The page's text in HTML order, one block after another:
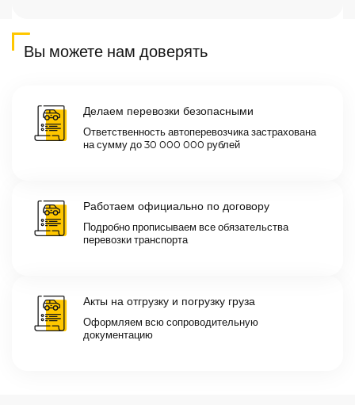
Вы можете нам доверять
Делаем перевозки безопасными
Ответственность автоперевозчика застрахована
на сумму до 30 000 000 рублей
Работаем официально по договору
Подробно прописываем все обязательства
перевозки транспорта
Акты на отгрузку и погрузку груза
Оформляем всю сопроводительную
документацию